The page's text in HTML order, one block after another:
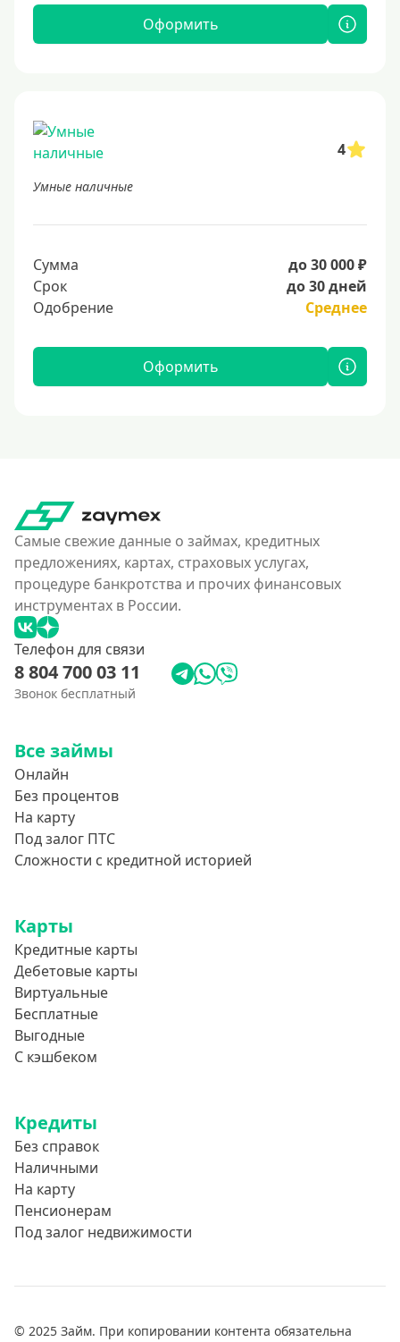
Оформить
4
Умные наличные
Сумма
до 30 000 ₽
Срок
до 30 дней
Одобрение
Среднее
Оформить
Самые свежие данные о займах, кредитных
предложениях, картах, страховых услугах,
процедуре банкротства и прочих финансовых
инструментах в России.
Телефон для связи
8 804 700 03 11
Звонок бесплатный
Все займы
Онлайн
Без процентов
На карту
Под залог ПТС
Сложности с кредитной историей
Карты
Кредитные карты
Дебетовые карты
Виртуальные
Бесплатные
Выгодные
С кэшбеком
Кредиты
Без справок
Наличными
На карту
Пенсионерам
Под залог недвижимости
© 2025 Займ. При копировании контента обязательна